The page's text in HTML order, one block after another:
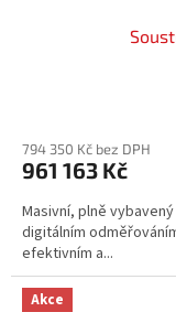
794 350 Kč bez DPH
961 163 Kč
Masivní, plně
digitálním
efektivním a...
Akce